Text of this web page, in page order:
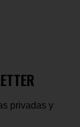
privadas y